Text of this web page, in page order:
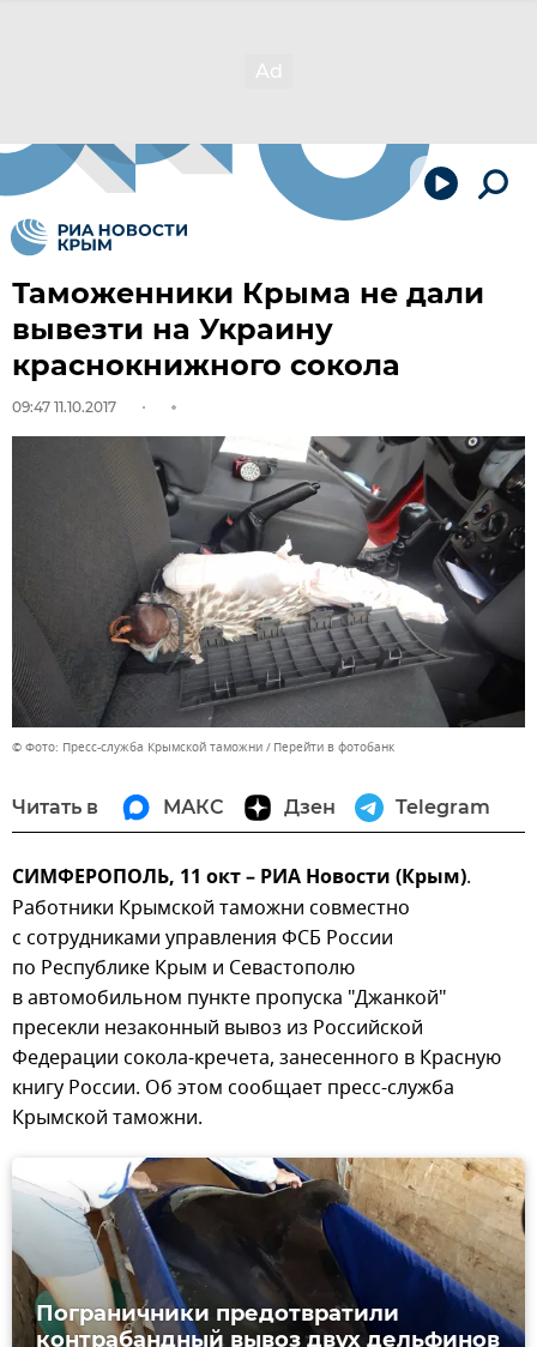
Таможенники Крыма не дали
вывезти на Украину
краснокнижного сокола
09:47 11.10.2017
© Фото: Пресс-служба Крымской таможни Перейти в фотобанк
Читать в МАКС Дзен Telegram
СИМФЕРОПОЛЬ, 11 окт – РИА Новости (Крым).
Работники Крымской таможни совместно
с сотрудниками управления ФСБ России
по Республике Крым и Севастополю
в автомобильном пункте пропуска "Джанкой"
пресекли незаконный вывоз из Российской
Федерации сокола-кречета, занесенного в Красную
книгу России. Об этом сообщает пресс-служба
Крымской таможни.
Пограничники предотвратили
контрабандный вывоз двух дельфинов